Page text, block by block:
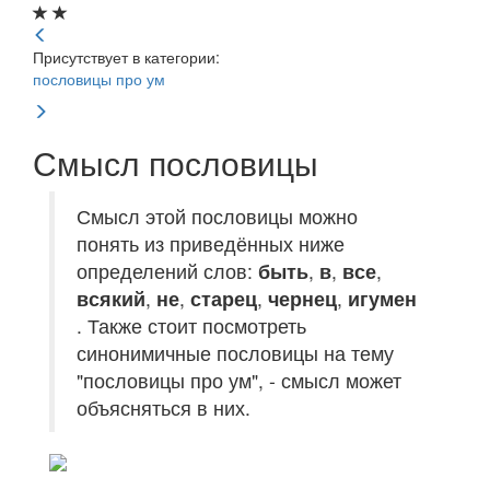
Присутствует в категории:
пословицы про ум
Смысл пословицы
Смысл этой пословицы можно
понять из приведённых ниже
определений слов: быть, в, все,
всякий, не, старец, чернец, игумен
. Также стоит посмотреть
синонимичные пословицы на тему
"пословицы про ум", - смысл может
объясняться в них.